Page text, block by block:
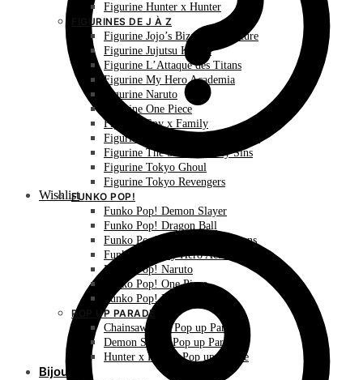
Wishlist
Figurine Hunter x Hunter
FIGURINES DE J À Z
Figurine Jojo’s Bizarre Adventure
Figurine Jujutsu Kaisen
Figurine L’Attaque des Titans
Figurine My Hero Academia
Figurine Naruto
Figurine One Piece
Figurine Spy x Family
Figurine The Promised Neverland
Figurine The Seven Deadly Sins
Figurine Tokyo Ghoul
Figurine Tokyo Revengers
FUNKO POP!
Funko Pop! Demon Slayer
Funko Pop! Dragon Ball
Funko Pop! L’Attaque des Titans
Funko Pop! My Hero Academia
Funko Pop! Naruto
Funko Pop! One Piece
Funko Pop! Pokémon
POP UP PARADE
Chainsaw Man Pop up Parade
Demon Slayer Pop up Parade
Hunter x Hunter Pop up Parade
Bijoux